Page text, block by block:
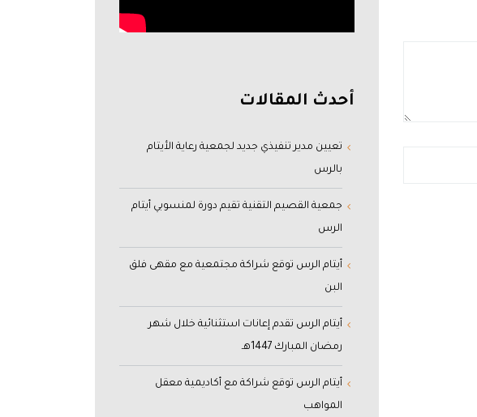
أحدث المقالات
تعيين مدير تنفيذي جديد لجمعية رعاية الأيتام
بالرس
جمعية القصيم التقنية تقيم دورة لمنسوبي أيتام
الرس
أيتام الرس توقع شراكة مجتمعية مع مقهى فلق
البن
أيتام الرس تقدم إعانات استثنائية خلال شهر
رمضان المبارك 1447هـ
أيتام الرس توقع شراكة مع أكاديمية معقل
المواهب